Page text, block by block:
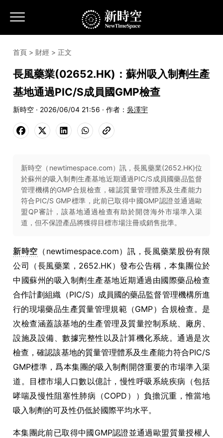
首頁 > 財經 > 正文
長風藥業(02652.HK)：蘇州吸入制劑生產
基地通過PIC/S成員國GMP檢查
新時空 · 2026/06/04 21:56 · 作者： 吳澤宇
新時空（newtimespace.com）訊，長風藥業(2652.HK)位
於蘇州的吸入制劑生產基地近期通過PIC/S成員國藥品監督
管理機構的GMP合規檢查，確認質量管理體系及生產能力
符合PIC/S GMP標準，此前已取得中國GMP認證並通過歐
盟QP審計，該基地通過檢查有助於開啓海外市場準入渠
道，但不保證產品將獲得目標市場注冊或銷售批準。
新時空 （newtimespace.com）訊，長風藥業股份有限
公司（長風藥業，2652.HK）發布公告稱，本集團位於
中國蘇州的吸入制劑生產基地近期通過由國際藥品檢查
合作計劃組織（PIC/S）成員國的藥品監督管理機構所進
行的現場藥品生產質量管理規範（GMP）合規檢查。是
次檢查涵蓋該基地的生產管理及質量控制系統、廠房、
設施及設備、數據完整性以及計算機化系統。通過是次
檢查，確認該基地的質量管理體系及生產能力符合PIC/S
GMP標準，爲本集團的吸入制劑開啓重要的市場準入渠
道。目標市場人口數以億計，慢性呼吸系統疾病（包括
哮喘及慢性阻塞性肺病（COPD））負擔沉重，惟當地
吸入制劑的可及性仍低於國際平均水平。
本集團此前已取得中國GMP認證並通過歐盟質量授權人